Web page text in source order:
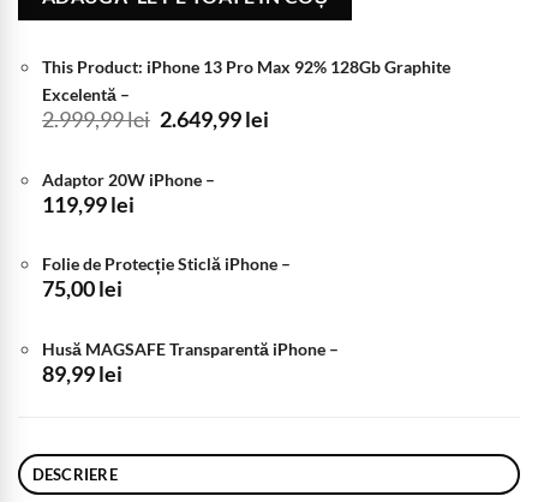
This Product: iPhone 13 Pro Max 92% 128Gb Graphite
Excelentă –
2.999,99lei Prețul
fost:
2.649,99lei
Adaptor 20W iPhone –
119,99lei
Folie de Protecție Sticlă iPhone –
75,00lei
Husă MAGSAFE Transparentă iPhone –
89,99lei
DESCRIERE